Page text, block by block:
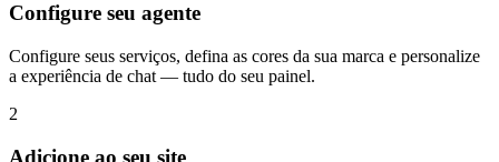
Configure seu agente
Configure seus serviços, defina as cores da sua marca e personalize
a experiência de chat — tudo do seu painel.
2
Adicione ao seu site